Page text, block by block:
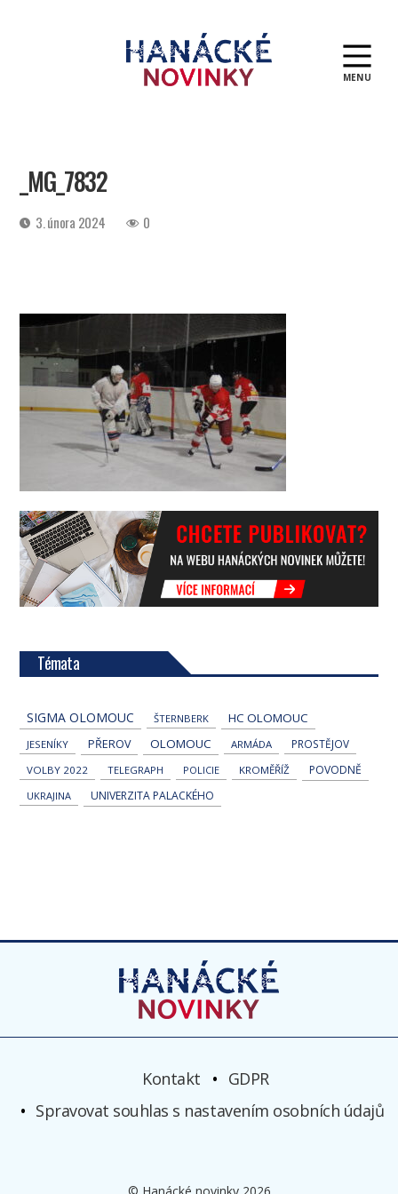
MENU
_MG_7832
Datum3. února 2024 0
Témata
SIGMA OLOMOUC ŠTERNBERK HC OLOMOUC
JESENÍKY PŘEROV OLOMOUC ARMÁDA PROSTĚJOV
VOLBY 2022 TELEGRAPH POLICIE KROMĚŘÍŽ POVODNĚ
UKRAJINA UNIVERZITA PALACKÉHO
Kontakt
GDPR
Spravovat souhlas s nastavením osobních údajů